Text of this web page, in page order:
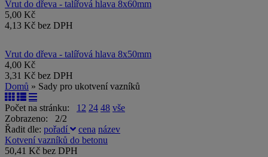
Vrut do dřeva - talířová hlava 8x60mm
5,00 Kč
4,13 Kč bez DPH
Vrut do dřeva - talířová hlava 8x50mm
4,00 Kč
3,31 Kč bez DPH
Domů » Sady pro ukotvení vazníků
Počet na stránku: 12 24 48 vše
Zobrazeno: 2/2
Řadit dle: pořadí cena název
Kotvení vazníků do betonu
50,41 Kč bez DPH